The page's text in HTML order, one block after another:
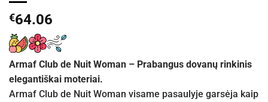
€64.06
Armaf Club de Nuit Woman – Prabangus dovanų rinkinis
elegantiškai moteriai.
Armaf Club de Nuit Woman visame pasaulyje garsėja kaip